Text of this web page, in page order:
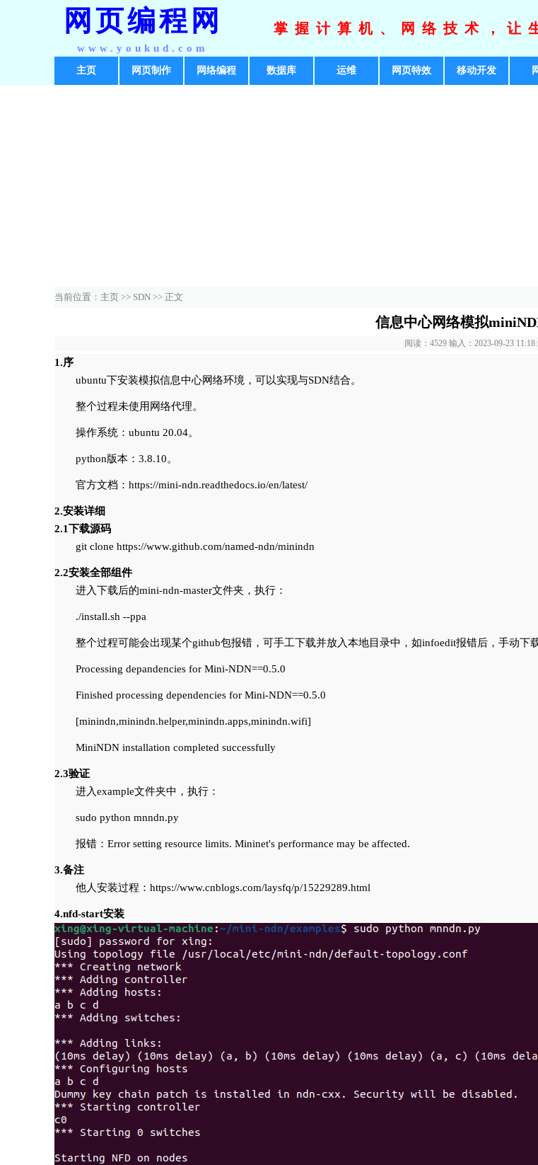
网页编程网
www.youkud.com
掌握计算机、网络技术，让
主页 网页制作 网络编程 数据库 运维 网页特效 移动开发
当前位置： 主页 >> SDN >> 正文
信息中心网络模拟
阅读：4529 输入：2023-09-23
1.序
ubuntu下安装模拟信息中心网络环境，可以实现与SDN结合。
整个过程未使用网络代理。
操作系统：ubuntu 20.04。
python版本：3.8.10。
官方文档：https://mini-ndn.readthedocs.io/en/latest/
2.安装详细
2.1下载源码
git clone https://www.github.com/named-ndn/minindn
2.2安装全部组件
进入下载后的mini-ndn-master文件夹，执行：
./install.sh --ppa
整个过程可能会出现某个github包报错，可手工下载并放入本地目录中，如infoedit报错后，手动下
Processing depandencies for Mini-NDN==0.5.0
Finished processing dependencies for Mini-NDN==0.5.0
[minindn,minindn.helper,minindn.apps,minindn.wifi]
MiniNDN installation completed successfully
2.3验证
进入example文件夹中，执行：
sudo python mnndn.py
报错：Error setting resource limits. Mininet's performance may be affected.
3.备注
他人安装过程：https://www.cnblogs.com/laysfq/p/15229289.html
4.nfd-start安装